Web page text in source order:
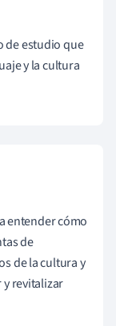
de estudio que
y la cultura
entender cómo
de
de la cultura y
y revitalizar